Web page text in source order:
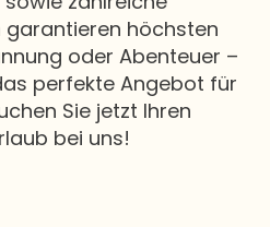
garantieren höchsten
oder Abenteuer –
perfekte Angebot für
Sie jetzt Ihren
bei uns!